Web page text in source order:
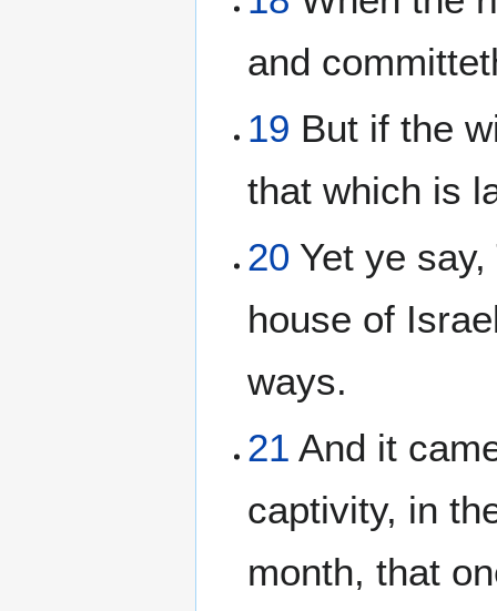
and
19 But if the
that which is
20 Yet ye
house of
ways.
21 And it
captivity, in
month, that